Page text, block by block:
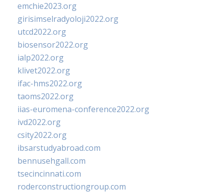
emchie2023.org
girisimselradyoloji2022.org
utcd2022.org
biosensor2022.org
ialp2022.org
klivet2022.org
ifac-hms2022.org
taoms2022.org
iias-euromena-conference2022.org
ivd2022.org
csity2022.org
ibsarstudyabroad.com
bennusehgall.com
tsecincinnati.com
roderconstructiongroup.com